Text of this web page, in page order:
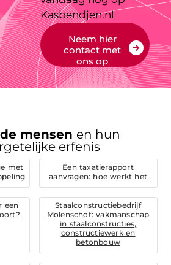
Kasbendjen.nl
Neem hier
contact met
ons op
mensen en hun
erfenis
met
Een taxatierapport
aanvragen: hoe werkt het
een
Staalconstructiebedrijf
Molenschot: vakmanschap
in staalconstructies,
constructiewerk en
betonbouw